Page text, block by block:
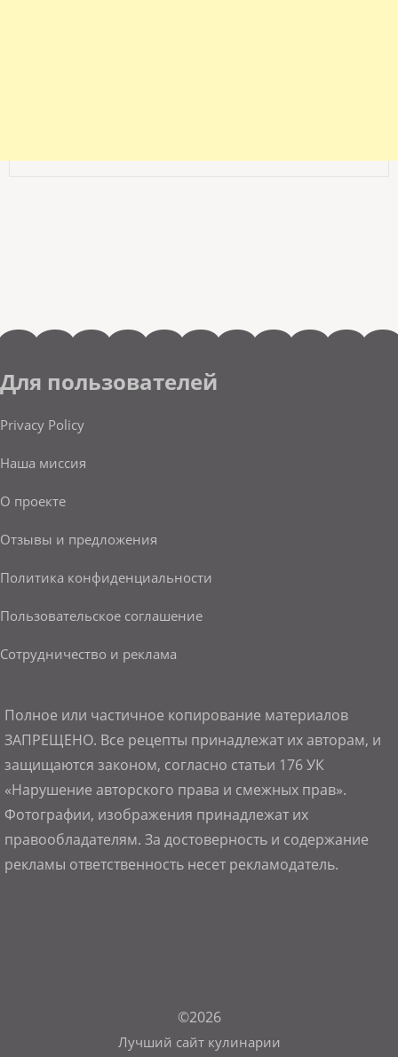
Для пользователей
Privacy Policy
Наша миссия
О проекте
Отзывы и предложения
Политика конфиденциальности
Пользовательское соглашение
Сотрудничество и реклама
Полное или частичное копирование материалов
ЗАПРЕЩЕНО. Все рецепты принадлежат их авторам, и
защищаются законом, согласно статьи 176 УК
«Нарушение авторского права и смежных прав».
Фотографии, изображения принадлежат их
правообладателям. За достоверность и содержание
рекламы ответственность несет рекламодатель.
©2026
Лучший сайт кулинарии